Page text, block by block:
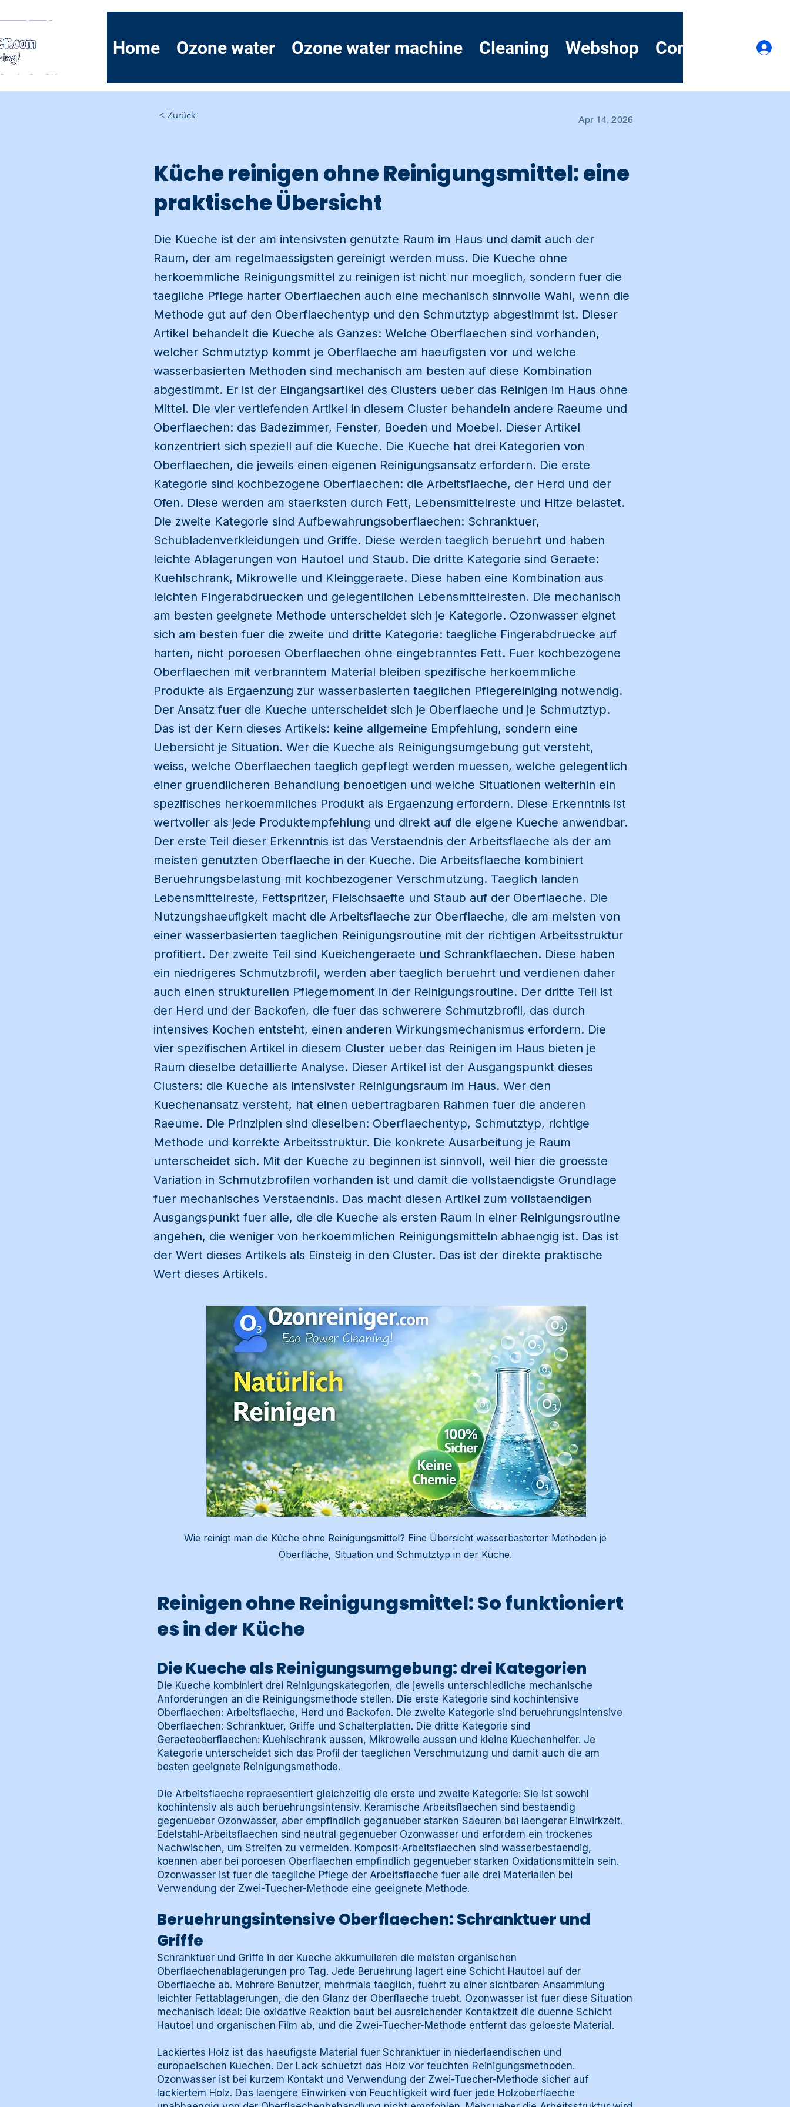
Home Ozone water Ozone water machine Cleaning Webshop Contact Demo
< Zurück Apr 14, 2026
Küche reinigen ohne Reinigungsmittel: eine
praktische Übersicht
Die Kueche ist der am intensivsten genutzte Raum im Haus und damit auch der
Raum, der am regelmaessigsten gereinigt werden muss. Die Kueche ohne
herkoemmliche Reinigungsmittel zu reinigen ist nicht nur moeglich, sondern fuer die
taegliche Pflege harter Oberflaechen auch eine mechanisch sinnvolle Wahl, wenn die
Methode gut auf den Oberflaechentyp und den Schmutztyp abgestimmt ist. Dieser
Artikel behandelt die Kueche als Ganzes: Welche Oberflaechen sind vorhanden,
welcher Schmutztyp kommt je Oberflaeche am haeufigsten vor und welche
wasserbasierten Methoden sind mechanisch am besten auf diese Kombination
abgestimmt. Er ist der Eingangsartikel des Clusters ueber das Reinigen im Haus ohne
Mittel. Die vier vertiefenden Artikel in diesem Cluster behandeln andere Raeume und
Oberflaechen: das Badezimmer, Fenster, Boeden und Moebel. Dieser Artikel
konzentriert sich speziell auf die Kueche. Die Kueche hat drei Kategorien von
Oberflaechen, die jeweils einen eigenen Reinigungsansatz erfordern. Die erste
Kategorie sind kochbezogene Oberflaechen: die Arbeitsflaeche, der Herd und der
Ofen. Diese werden am staerksten durch Fett, Lebensmittelreste und Hitze belastet.
Die zweite Kategorie sind Aufbewahrungsoberflaechen: Schranktuer,
Schubladenverkleidungen und Griffe. Diese werden taeglich beruehrt und haben
leichte Ablagerungen von Hautoel und Staub. Die dritte Kategorie sind Geraete:
Kuehlschrank, Mikrowelle und Kleinggeraete. Diese haben eine Kombination aus
leichten Fingerabdruecken und gelegentlichen Lebensmittelresten. Die mechanisch
am besten geeignete Methode unterscheidet sich je Kategorie. Ozonwasser eignet
sich am besten fuer die zweite und dritte Kategorie: taegliche Fingerabdruecke auf
harten, nicht poroesen Oberflaechen ohne eingebranntes Fett. Fuer kochbezogene
Oberflaechen mit verbranntem Material bleiben spezifische herkoemmliche
Produkte als Ergaenzung zur wasserbasierten taeglichen Pflegereiniging notwendig.
Der Ansatz fuer die Kueche unterscheidet sich je Oberflaeche und je Schmutztyp.
Das ist der Kern dieses Artikels: keine allgemeine Empfehlung, sondern eine
Uebersicht je Situation. Wer die Kueche als Reinigungsumgebung gut versteht,
weiss, welche Oberflaechen taeglich gepflegt werden muessen, welche gelegentlich
einer gruendlicheren Behandlung benoetigen und welche Situationen weiterhin ein
spezifisches herkoemmliches Produkt als Ergaenzung erfordern. Diese Erkenntnis ist
wertvoller als jede Produktempfehlung und direkt auf die eigene Kueche anwendbar.
Der erste Teil dieser Erkenntnis ist das Verstaendnis der Arbeitsflaeche als der am
meisten genutzten Oberflaeche in der Kueche. Die Arbeitsflaeche kombiniert
Beruehrungsbelastung mit kochbezogener Verschmutzung. Taeglich landen
Lebensmittelreste, Fettspritzer, Fleischsaefte und Staub auf der Oberflaeche. Die
Nutzungshaeufigkeit macht die Arbeitsflaeche zur Oberflaeche, die am meisten von
einer wasserbasierten taeglichen Reinigungsroutine mit der richtigen Arbeitsstruktur
profitiert. Der zweite Teil sind Kueichengeraete und Schrankflaechen. Diese haben
ein niedrigeres Schmutzbrofil, werden aber taeglich beruehrt und verdienen daher
auch einen strukturellen Pflegemoment in der Reinigungsroutine. Der dritte Teil ist
der Herd und der Backofen, die fuer das schwerere Schmutzbrofil, das durch
intensives Kochen entsteht, einen anderen Wirkungsmechanismus erfordern. Die
vier spezifischen Artikel in diesem Cluster ueber das Reinigen im Haus bieten je
Raum dieselbe detaillierte Analyse. Dieser Artikel ist der Ausgangspunkt dieses
Clusters: die Kueche als intensivster Reinigungsraum im Haus. Wer den
Kuechenansatz versteht, hat einen uebertragbaren Rahmen fuer die anderen
Raeume. Die Prinzipien sind dieselben: Oberflaechentyp, Schmutztyp, richtige
Methode und korrekte Arbeitsstruktur. Die konkrete Ausarbeitung je Raum
unterscheidet sich. Mit der Kueche zu beginnen ist sinnvoll, weil hier die groesste
Variation in Schmutzbrofilen vorhanden ist und damit die vollstaendigste Grundlage
fuer mechanisches Verstaendnis. Das macht diesen Artikel zum vollstaendigen
Ausgangspunkt fuer alle, die die Kueche als ersten Raum in einer Reinigungsroutine
angehen, die weniger von herkoemmlichen Reinigungsmitteln abhaengig ist. Das ist
der Wert dieses Artikels als Einsteig in den Cluster. Das ist der direkte praktische
Wert dieses Artikels.
Wie reinigt man die Küche ohne Reinigungsmittel? Eine Übersicht wasserbasterter Methoden je
Oberfläche, Situation und Schmutztyp in der Küche.
Reinigen ohne Reinigungsmittel: So funktioniert
es in der Küche
Die Kueche als Reinigungsumgebung: drei Kategorien
Die Kueche kombiniert drei Reinigungskategorien, die jeweils unterschiedliche mechanische
Anforderungen an die Reinigungsmethode stellen. Die erste Kategorie sind kochintensive
Oberflaechen: Arbeitsflaeche, Herd und Backofen. Die zweite Kategorie sind beruehrungsintensive
Oberflaechen: Schranktuer, Griffe und Schalterplatten. Die dritte Kategorie sind
Geraeteoberflaechen: Kuehlschrank aussen, Mikrowelle aussen und kleine Kuechenhelfer. Je
Kategorie unterscheidet sich das Profil der taeglichen Verschmutzung und damit auch die am
besten geeignete Reinigungsmethode.
Die Arbeitsflaeche repraesentiert gleichzeitig die erste und zweite Kategorie: Sie ist sowohl
kochintensiv als auch beruehrungsintensiv. Keramische Arbeitsflaechen sind bestaendig
gegenueber Ozonwasser, aber empfindlich gegenueber starken Saeuren bei laengerer Einwirkzeit.
Edelstahl-Arbeitsflaechen sind neutral gegenueber Ozonwasser und erfordern ein trockenes
Nachwischen, um Streifen zu vermeiden. Komposit-Arbeitsflaechen sind wasserbestaendig,
koennen aber bei poroesen Oberflaechen empfindlich gegenueber starken Oxidationsmitteln sein.
Ozonwasser ist fuer die taegliche Pflege der Arbeitsflaeche fuer alle drei Materialien bei
Verwendung der Zwei-Tuecher-Methode eine geeignete Methode.
Beruehrungsintensive Oberflaechen: Schranktuer und
Griffe
Schranktuer und Griffe in der Kueche akkumulieren die meisten organischen
Oberflaechenablagerungen pro Tag. Jede Beruehrung lagert eine Schicht Hautoel auf der
Oberflaeche ab. Mehrere Benutzer, mehrmals taeglich, fuehrt zu einer sichtbaren Ansammlung
leichter Fettablagerungen, die den Glanz der Oberflaeche truebt. Ozonwasser ist fuer diese Situation
mechanisch ideal: Die oxidative Reaktion baut bei ausreichender Kontaktzeit die duenne Schicht
Hautoel und organischen Film ab, und die Zwei-Tuecher-Methode entfernt das geloeste Material.
Lackiertes Holz ist das haeufigste Material fuer Schranktuer in niederlaendischen und
europaeischen Kuechen. Der Lack schuetzt das Holz vor feuchten Reinigungsmethoden.
Ozonwasser ist bei kurzem Kontakt und Verwendung der Zwei-Tuecher-Methode sicher auf
lackiertem Holz. Das laengere Einwirken von Feuchtigkeit wird fuer jede Holzoberflaeche